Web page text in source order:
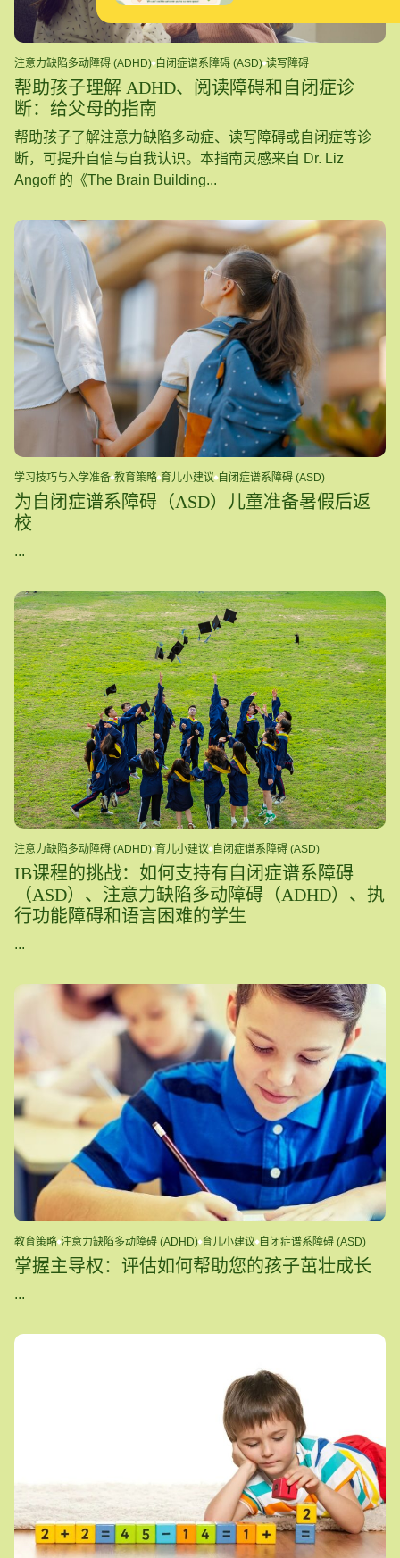
注意力缺陷多动障碍 (ADHD) 自闭症谱系障碍 (ASD) 读写障碍
帮助孩子理解 ADHD、阅读障碍和自闭症诊
断：给父母的指南
帮助孩子了解注意力缺陷多动症、读写障碍或自闭症等诊
断，可提升自信与自我认识。本指南灵感来自 Dr. Liz
Angoff 的《The Brain Building...
学习技巧与入学准备 教育策略 育儿小建议 自闭症谱系障碍 (ASD)
为自闭症谱系障碍（ASD）儿童准备暑假后返
校
...
注意力缺陷多动障碍 (ADHD) 育儿小建议 自闭症谱系障碍 (ASD)
IB课程的挑战：如何支持有自闭症谱系障碍
（ASD）、注意力缺陷多动障碍（ADHD）、执
行功能障碍和语言困难的学生
...
教育策略 注意力缺陷多动障碍 (ADHD) 育儿小建议 自闭症谱系障碍 (ASD)
掌握主导权：评估如何帮助您的孩子茁壮成长
...